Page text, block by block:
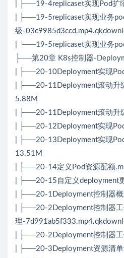
| ├──19-4replicaset实现Pod扩
| ├──19-5replicaset实现业务
级-
| └──19-5replicaset实现业务
├──第20章 K8s控制器-
| ├──20-10Deployment实现
| ├──20-11Deployment滚动升
5.88M
| ├──20-11Deployment滚动升
| ├──20-12Deployment实现
| ├──20-13Deployment实现
13.51M
| ├──20-14定义Pod资源配额
| ├──20-15自定义deployment
| ├──20-1Deployment控制器
| ├──20-2Deployment控制器
理-
| ├──20-2Deployment控制器
| ├──20-3Deployment资源清